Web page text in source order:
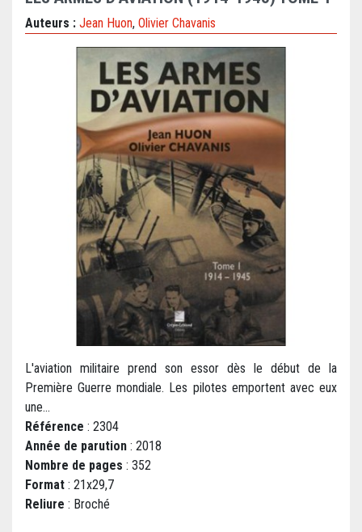
Auteurs : Jean Huon, Olivier Chavanis
L'aviation militaire prend son essor dès le début de la
Première Guerre mondiale. Les pilotes emportent avec eux
une...
Référence : 2304
Année de parution : 2018
Nombre de pages : 352
Format : 21x29,7
Reliure : Broché